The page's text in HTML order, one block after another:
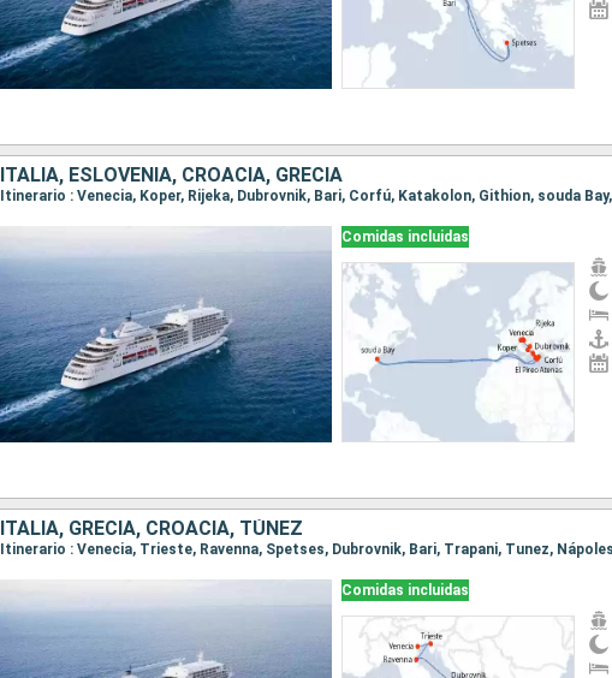
ITALIA, ESLOVENIA, CROACIA, GRECIA
Comidas incluidas
ITALIA, GRECIA, CROACIA, TÚNEZ
Comidas incluidas